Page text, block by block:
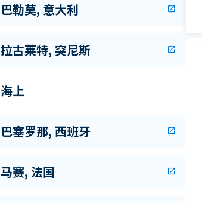
巴勒莫, 意大利 open_in_new
拉古莱特, 突尼斯 open_in_new
海上
巴塞罗那, 西班牙 open_in_new
马赛, 法国 open_in_new